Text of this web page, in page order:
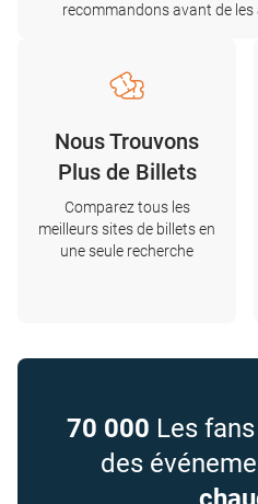
recommandons avant de les
Nous Trouvons
Plus de Billets
Comparez tous les
meilleurs sites de billets en
une seule recherche
70 000 Les
des